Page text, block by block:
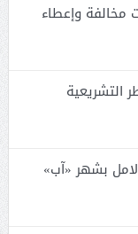
وإعطاء
التشريعية
بشهر «آب»